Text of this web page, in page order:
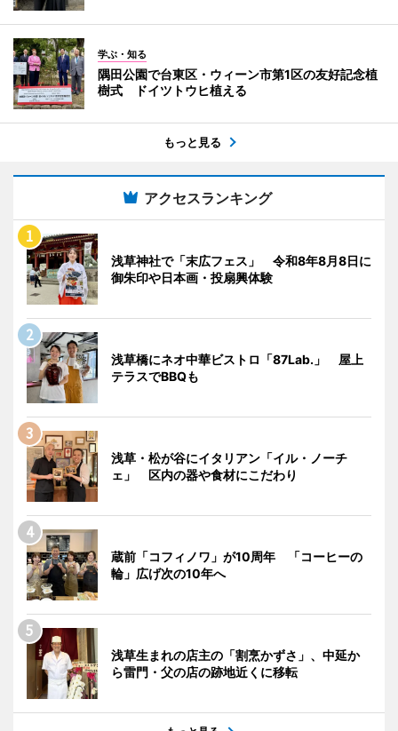
学ぶ・知る
隅田公園で台東区・ウィーン市第1区の友好記念植
樹式 ドイツトウヒ植える
もっと見る
アクセスランキング
浅草神社で「末広フェス」 令和8年8月8日に
御朱印や日本画・投扇興体験
浅草橋にネオ中華ビストロ「87Lab.」 屋上
テラスでBBQも
浅草・松が谷にイタリアン「イル・ノーチ
ェ」 区内の器や食材にこだわり
蔵前「コフィノワ」が10周年 「コーヒーの
輪」広げ次の10年へ
浅草生まれの店主の「割烹かずさ」、中延か
ら雷門・父の店の跡地近くに移転